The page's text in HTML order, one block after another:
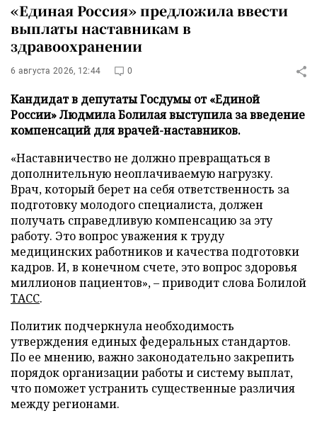
«Единая Россия» предложила ввести
выплаты наставникам в
здравоохранении
6 августа 2026, 12:44 0
Кандидат в депутаты Госдумы от «Единой
России» Людмила Болилая выступила за введение
компенсаций для врачей-наставников.
«Наставничество не должно превращаться в
дополнительную неоплачиваемую нагрузку.
Врач, который берет на себя ответственность за
подготовку молодого специалиста, должен
получать справедливую компенсацию за эту
работу. Это вопрос уважения к труду
медицинских работников и качества подготовки
кадров. И, в конечном счете, это вопрос здоровья
миллионов пациентов», – приводит слова Болилой
ТАСС.
Политик подчеркнула необходимость
утверждения единых федеральных стандартов.
По ее мнению, важно законодательно закрепить
порядок организации работы и систему выплат,
что поможет устранить существенные различия
между регионами.